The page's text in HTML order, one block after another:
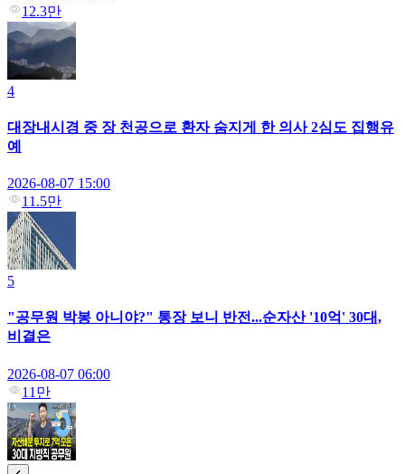
12.3만
4
대장내시경 중 장 천공으로 환자 숨지게 한 의사 2심도 집행유
예
2026-08-07 15:00
11.5만
5
"공무원 박봉 아니야?" 통장 보니 반전...순자산 '10억' 30대,
비결은
2026-08-07 06:00
11만